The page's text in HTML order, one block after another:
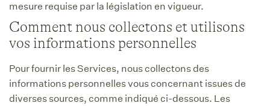
mesure requise par la législation en vigueur.
Comment nous collectons et utilisons
vos informations personnelles
Pour fournir les Services, nous collectons des
informations personnelles vous concernant issues de
diverses sources, comme indiqué ci-dessous. Les